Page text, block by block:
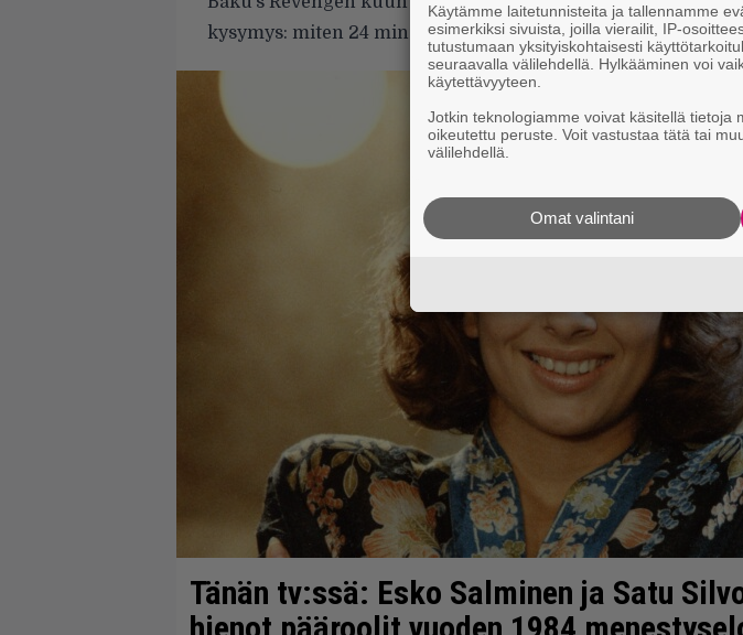
kysymys: miten 24 minuutin mittainen albumi voi tuntua
Tänän tv:ssä: Esko Salminen ja Satu
Käytämme laitetunnisteita ja tallennamme
esimerkiksi sivuista, joilla vierailit, IP-
tutustumaan yksityiskohtaisesti
seuraavalla välilehdellä. Hylkääminen voi
käytettävyyteen.
Jotkin teknologiamme voivat käsitellä tietoja
oikeutettu peruste. Voit vastustaa tätä tai
välilehdellä.
Omat valintani